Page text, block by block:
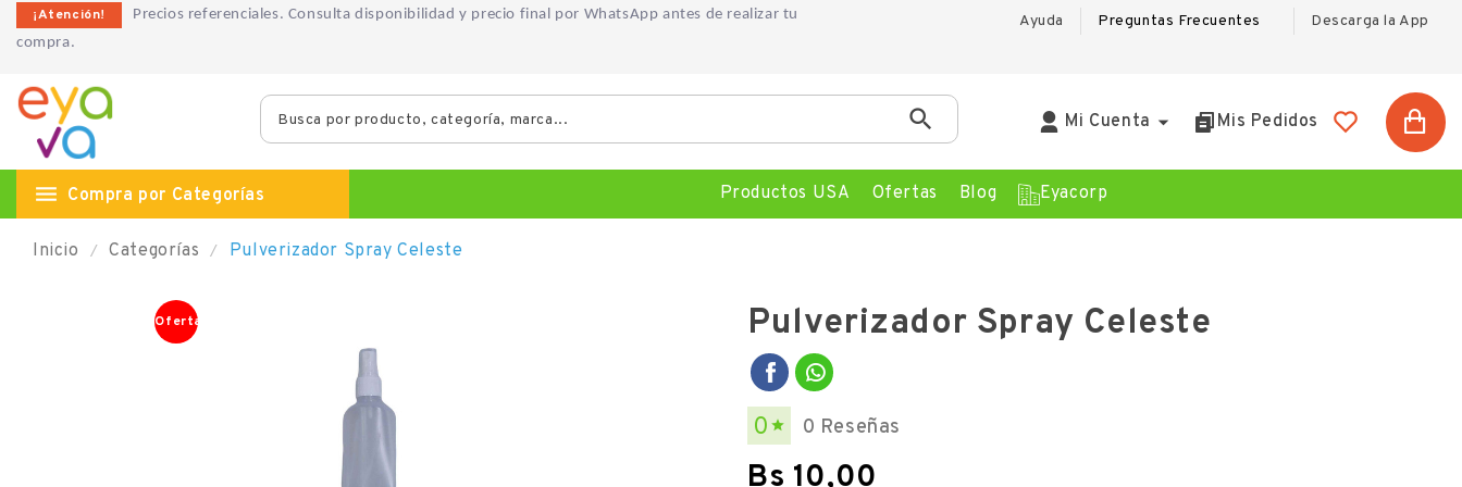
¡Atención! Precios referenciales. Consulta disponibilidad y precio final por WhatsApp antes de realizar tu
compra.
Ayuda Preguntas Frecuentes Descarga la App
 Mi Cuenta  Mis Pedidos
 Compra por Categorías Productos USA Ofertas Blog Eyacorp
Inicio Categorías Pulverizador Spray Celeste
Oferta Pulverizador Spray Celeste
0  0 Reseñas
Bs 10,00